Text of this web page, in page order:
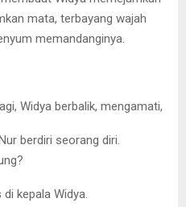
mata, terbayang wajah
memandanginya.
Widya berbalik, mengamati,
berdiri seorang diri.
kepala Widya.